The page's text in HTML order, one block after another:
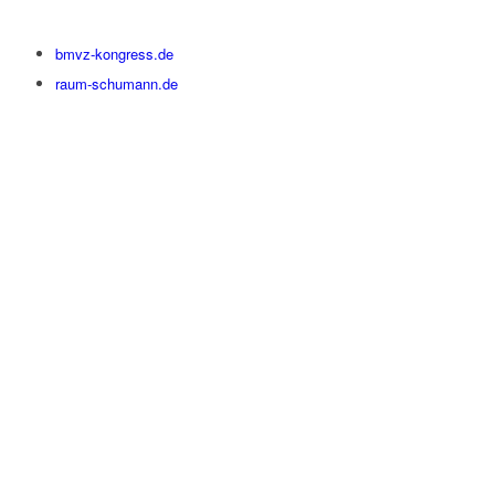
bmvz-kongress.de
raum-schumann.de